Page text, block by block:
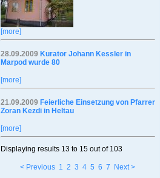
[more]
28.09.2009 Kurator Johann Kessler in
Marpod wurde 80
[more]
21.09.2009 Feierliche Einsetzung von Pfarrer
Zoran Kezdi in Heltau
[more]
Displaying results 13 to 15out of 103
< Previous 1 2 3 4 5 6 7 Next >